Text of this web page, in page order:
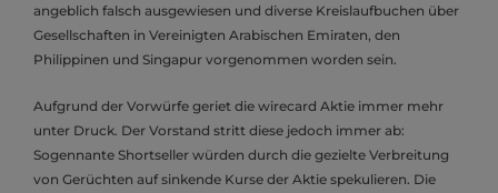
angeblich falsch ausgewiesen und diverse Kreislaufbuchen über
Gesellschaften in Vereinigten Arabischen Emiraten, den
Philippinen und Singapur vorgenommen worden sein.
Aufgrund der Vorwürfe geriet die wirecard Aktie immer mehr
unter Druck. Der Vorstand stritt diese jedoch immer ab:
Sogennante Shortseller würden durch die gezielte Verbreitung
von Gerüchten auf sinkende Kurse der Aktie spekulieren. Die